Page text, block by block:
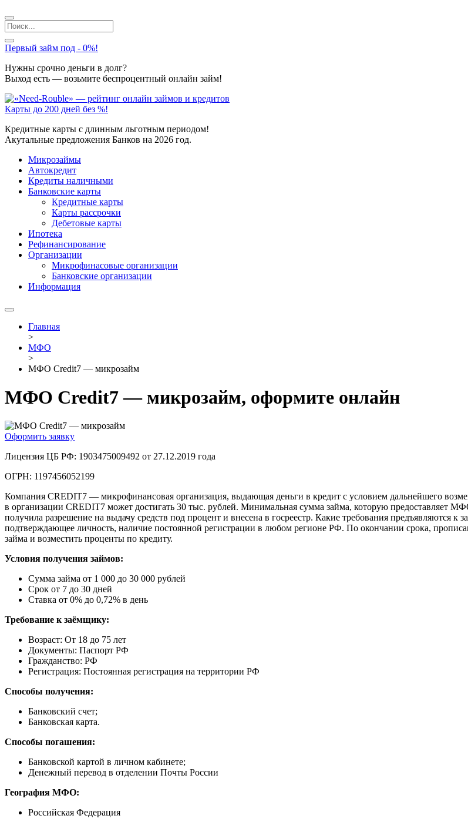
Первый займ под - 0%!
Нужны срочно деньги в долг?
Выход есть — возьмите беспроцентный онлайн займ!
Карты до 200 дней без %!
Кредитные карты с длинным льготным периодом!
Акутальные предложения Банков на 2026 год.
Микрозаймы
Автокредит
Кредиты наличными
Банковские карты
Кредитные карты
Карты рассрочки
Дебетовые карты
Ипотека
Рефинансирование
Организации
Микрофинасовые организации
Банковские организации
Информация
Главная
>
МФО
>
МФО Credit7 — микрозайм
МФО Credit7 — микрозайм, оформите онлайн
Оформить заявку
Лицензия ЦБ РФ: 1903475009492 от 27.12.2019 года
ОГРН: 1197456052199
Компания CREDIT7 — микрофинансовая организация, выдающая деньги в кредит с условием дальнейшего
в организации CREDIT7 может достигать 30 тыс. рублей. Минимальная сумма займа, которую
получила разрешение на выдачу средств под процент и внесена в госреестр. Какие требования предъявляются
подтверждающее личность, наличие постоянной регистрации в любом регионе РФ. По окончании срока,
займа и возместить проценты по кредиту.
Условия получения займов:
Сумма займа от 1 000 до 30 000 рублей
Срок от 7 до 30 дней
Ставка от 0% до 0,72% в день
Требование к заёмщику:
Возраст: От 18 до 75 лет
Документы: Паспорт РФ
Гражданство: РФ
Регистрация: Постоянная регистрация на территории РФ
Способы получения:
Банковский счет;
Банковская карта.
Способы погашения:
Банковской картой в личном кабинете;
Денежный перевод в отделении Почты России
География МФО:
Российская Федерация